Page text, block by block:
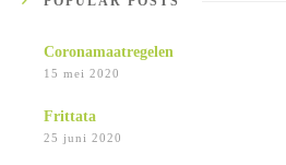
Coronamaatregelen
15 mei 2020
Frittata
25 juni 2020